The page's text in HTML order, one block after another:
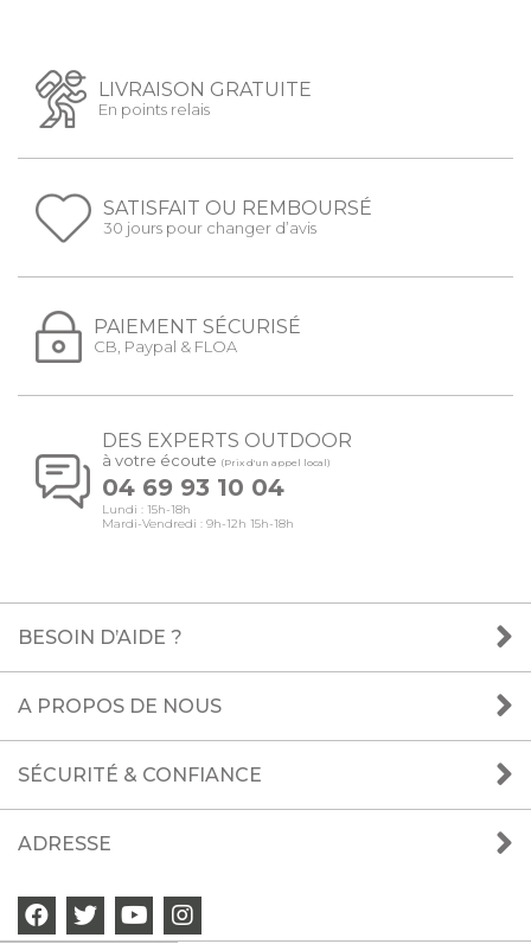
LIVRAISON GRATUITE
En points relais
SATISFAIT OU REMBOURSÉ
30 jours pour changer d’avis
PAIEMENT SÉCURISÉ
CB, Paypal & FLOA
DES EXPERTS OUTDOOR
à votre écoute (Prix d'un appel local)
04 69 93 10 04
Lundi : 15h-18h
Mardi-Vendredi : 9h-12h 15h-18h
BESOIN D’AIDE ?
A PROPOS DE NOUS
SÉCURITÉ & CONFIANCE
ADRESSE